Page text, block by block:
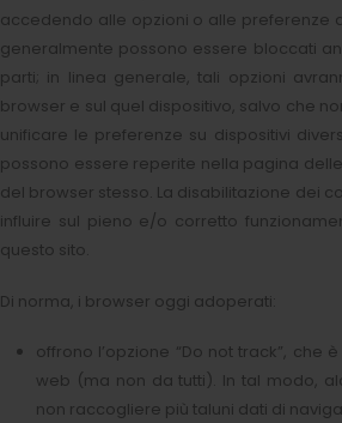
accedendo alle opzioni o alle preferenze
generalmente possono essere bloccati
parti; in linea generale, tali opzioni
browser e sul quel dispositivo, salvo che
unificare le preferenze su dispositivi
possono essere reperite nella pagina
del browser stesso. La disabilitazione dei
influire sul pieno e/o corretto
questo sito.
Di norma, i browser oggi adoperati:
offrono l’opzione “Do not track”, che
web (ma non da tutti). In tal modo,
non raccogliere più taluni dati di